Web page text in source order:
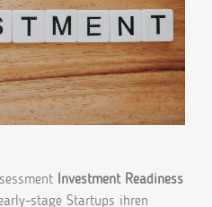
Investment Readiness
stage Startups ihren